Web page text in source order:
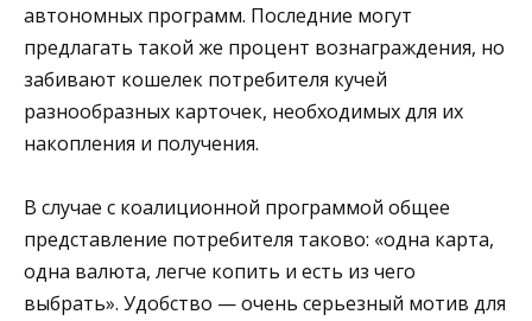
автономных программ. Последние могут
предлагать такой же процент вознаграждения, но
забивают кошелек потребителя кучей
разнообразных карточек, необходимых для их
накопления и получения.
В случае с коалиционной программой общее
представление потребителя таково: «одна карта,
одна валюта, легче копить и есть из чего
выбрать». Удобство — очень серьезный мотив для